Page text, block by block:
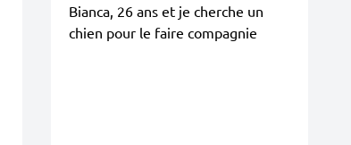
Bianca, 26 ans et je cherche un
chien pour le faire compagnie